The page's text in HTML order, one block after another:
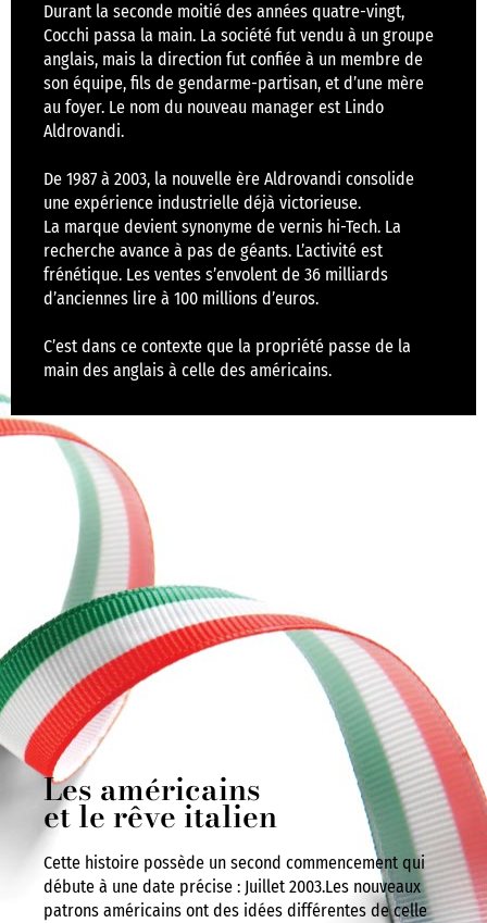
Durant la seconde moitié des années quatre-vingt,
Cocchi passa la main. La société fut vendu à un groupe
anglais, mais la direction fut confiée à un membre de
son équipe, fils de gendarme-partisan, et d’une mère
au foyer. Le nom du nouveau manager est Lindo
Aldrovandi.
De 1987 à 2003, la nouvelle ère Aldrovandi consolide
une expérience industrielle déjà victorieuse.
La marque devient synonyme de vernis hi-Tech. La
recherche avance à pas de géants. L’activité est
frénétique. Les ventes s’envolent de 36 milliards
d’anciennes lire à 100 millions d’euros.
C’est dans ce contexte que la propriété passe de la
main des anglais à celle des américains.
Les américains
et le rêve italien
Cette histoire possède un second commencement qui
débute à une date précise : Juillet 2003.Les nouveaux
patrons américains ont des idées différentes de celle